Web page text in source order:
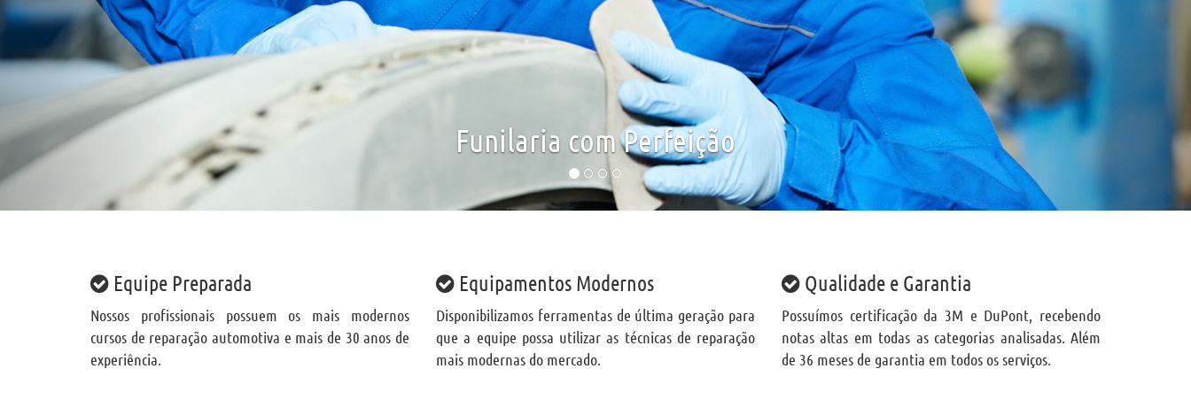
Funilaria com Perfeição
Equipe Preparada
Nossos profissionais possuem os mais modernos
cursos de reparação automotiva e mais de 30 anos de
experiência.
Equipamentos Modernos
Disponibilizamos ferramentas de última geração para
que a equipe possa utilizar as técnicas de reparação
mais modernas do mercado.
Qualidade e Garantia
Possuímos certificação da 3M e DuPont, recebendo
notas altas em todas as categorias analisadas. Além
de 36 meses de garantia em todos os serviços.